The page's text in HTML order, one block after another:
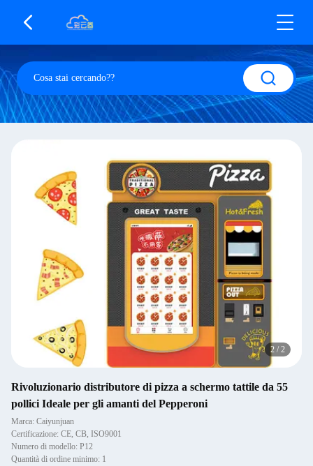
2 / 2
Rivoluzionario distributore di pizza a schermo tattile da 55
pollici Ideale per gli amanti del Pepperoni
Marca: Caiyunjuan
Certificazione: CE, CB, ISO9001
Numero di modello: P12
Quantità di ordine minimo: 1